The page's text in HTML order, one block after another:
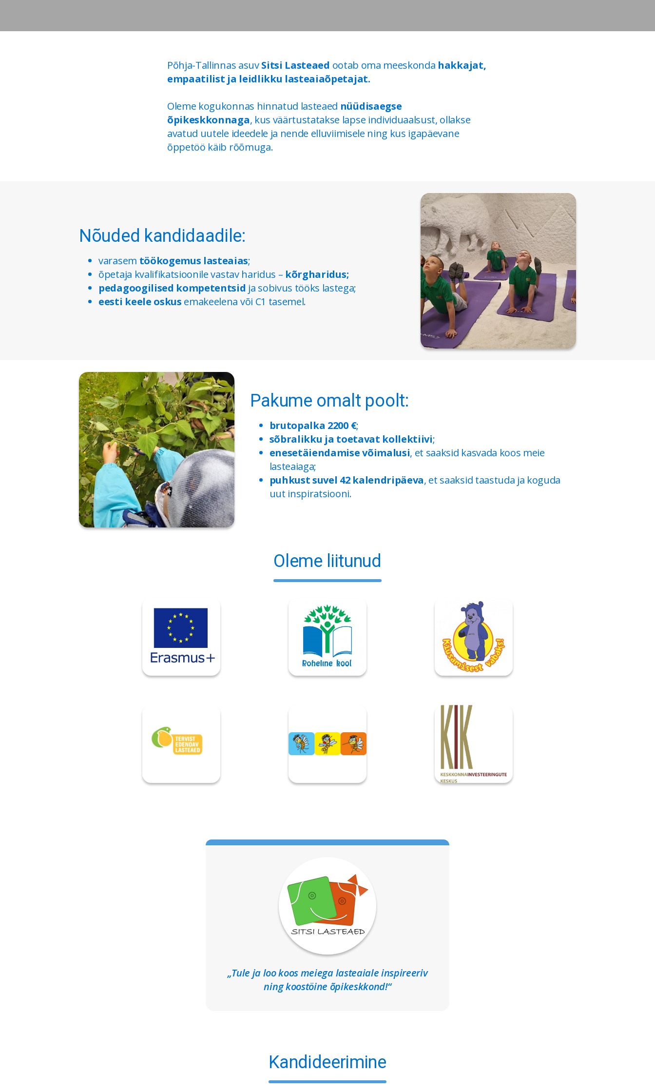
Põhja-Tallinnas asuvSitsi Lasteaed ootab oma meeskonda hakkajat,
empaatilist ja leidlikku lasteaiaõpetajat.
Oleme kogukonnas hinnatud lasteaed nüüdisaegse
õpikeskkonnaga, kus väärtustatakse lapse individuaalsust, ollakse
avatud uutele ideedele ja nende elluviimisele ning kus igapäevane
õppetöö käib rõõmuga.
Nõuded kandidaadile:
varasem töökogemus lasteaias;
õpetaja kvalifikatsioonile vastav haridus – kõrgharidus;
pedagoogilised kompetentsid ja sobivus tööks lastega;
eesti keele oskus emakeelena või C1 tasemel.
Pakume omalt poolt:
brutopalka 2200 €;
sõbralikku ja toetavat kollektiivi;
enesetäiendamise võimalusi, et saaksid kasvada koos meie
lasteaiaga;
puhkust suvel 42 kalendripäeva, et saaksid taastuda ja koguda
uut inspiratsiooni.
Oleme liitunud
„Tule ja loo koos meiega lasteaiale inspireeriv
ning koostöine õpikeskkond!“
Kandideerimine